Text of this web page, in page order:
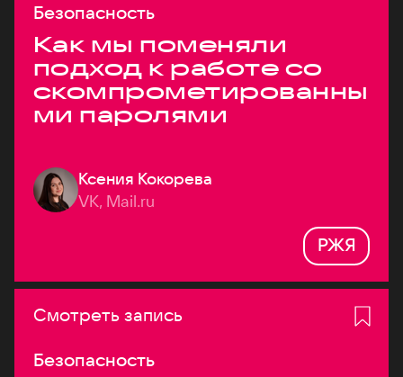
Безопасность
Как мы поменяли
подход к работе со
скомпрометированны
ми паролями
Ксения Кокорева
VK, Mail.ru
РЖЯ
Смотреть запись
Безопасность